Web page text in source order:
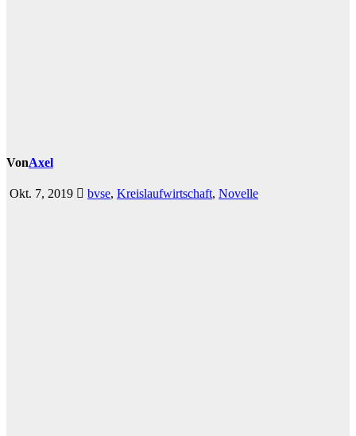
VonAxel
Okt. 7, 2019 bvse, Kreislaufwirtschaft, Novelle